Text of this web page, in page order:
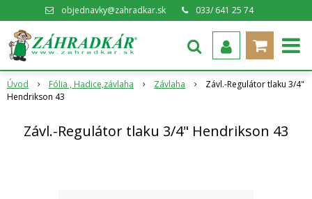
objednavky@zahradkar.sk 033/ 641 25 74
Úvod Fólia , Hadice,závlaha Závlaha
Závl.-Regulátor tlaku 3/4"
Hendrikson 43
Závl.-Regulátor tlaku 3/4" Hendrikson 43